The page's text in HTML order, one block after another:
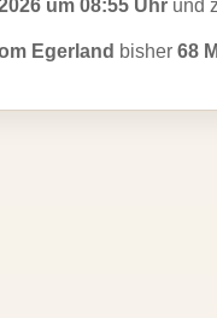
um 08:55 Uhr und
Egerland bisher 68